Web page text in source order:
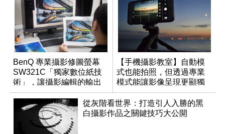
BenQ 專業攝影修圖螢幕
SW321C「獨家數位紙技
術」，讓攝影編輯的輸出
工作得到最完美的救贖
【手機攝影教室】自動模
式也能拍照，但透過專業
模式能讓影像呈現更顯獨
特與個人風格
從灰階看世界：打造引人入勝的黑
白攝影作品之關鍵技巧大公開